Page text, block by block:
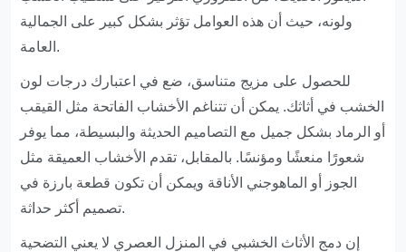
ولونه، حيث أن هذه العوامل تؤثر بشكل كبير على الجمالية
العامة.
للحصول على مزيج متناسق، ضع في اعتبارك درجات لون
الخشب في أثاثك. يمكن أن تتناغم الأخشاب الفاتحة مثل القيقب
أو الرماد بشكل جميل مع التصاميم الحديثة والبسيطة، مما يوفر
شعورًا منعشًا ومؤنسًا. بالمقابل، تقدم الأخشاب العميقة مثل
الجوز أو الماهوجني الأناقة ويمكن أن تكون قطعة بارزة في
تصميم أكثر حداثة.
إن دمج الأثاث الخشبي في المنزل العصري لا يعني التضحية